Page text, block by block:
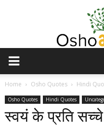
Home Osho Quotes Hindi
Osho Quotes Hindi Quotes
स्वयं के प्रति सच्चे